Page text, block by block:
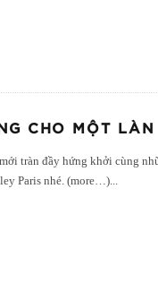
CHO MỘT
tràn đầy hứng khởi cùng
Paris nhé. (more…)